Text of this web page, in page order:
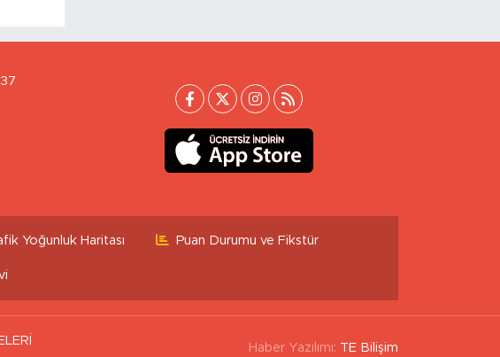
Yoğunluk Haritası Puan Durumu ve Fikstür
Haber Yazılımı: TE Bilişim